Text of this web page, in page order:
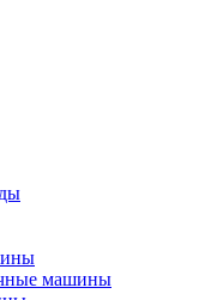
машины